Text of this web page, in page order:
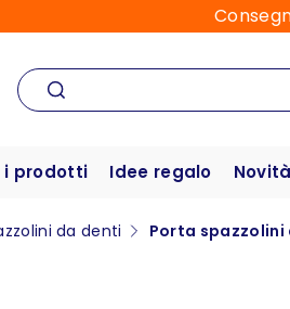
i prodotti Idee regalo Novità
da denti Porta